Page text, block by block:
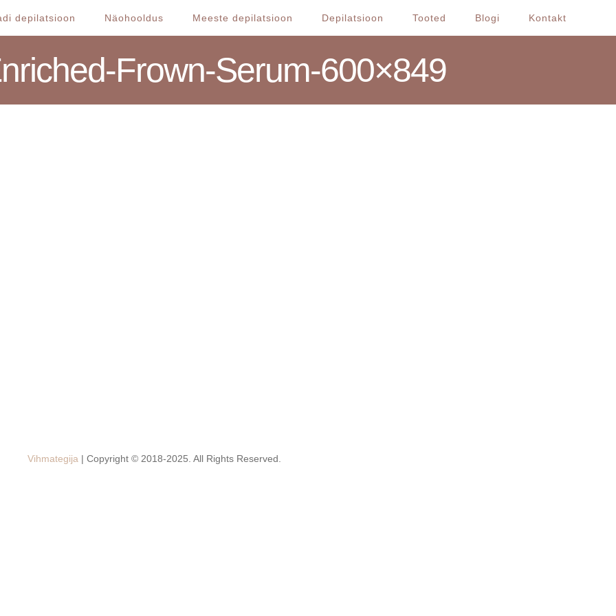
depilatsioon Näohooldus Meeste depilatsioon Depilatsioon Tooted Blogi Kontakt
Frown-Serum-600×849
Vihmategija | Copyright © 2018-2025. All Rights Reserved.